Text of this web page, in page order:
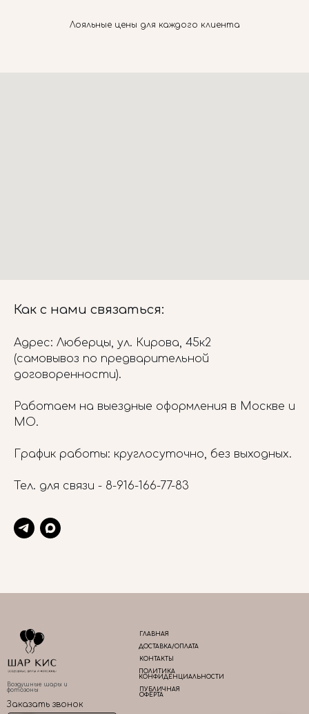
Лояльные цены для каждого клиента
Как с нами связаться:
Адрес: Люберцы, ул. Кирова, 45к2
(самовывоз по предварительной
договоренности).
Работаем на выездные оформления в Москве и
МО.
График работы: круглосуточно, без выходных.
Тел. для связи - 8-916-166-77-83
ГЛАВНАЯ
ДОСТАВКА/ОПЛАТА
КОНТАКТЫ
ПОЛИТИКА
КОНФИДЕНЦИАЛЬНОСТИ
ПУБЛИЧНАЯ
ОФЕРТА
Воздушные шары и
фотозоны
Заказать звонок